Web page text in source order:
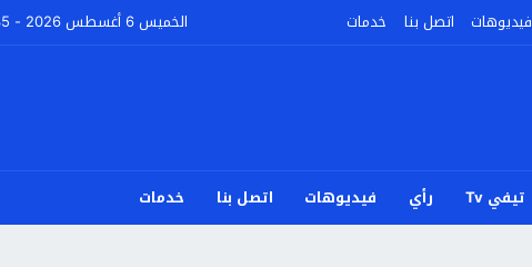
فيديوهات اتصل بنا خدمات الخميس 6 أغسطس 2026 - 21:35 مساءً
تيفي Tv رأي فيديوهات اتصل بنا
خدمات